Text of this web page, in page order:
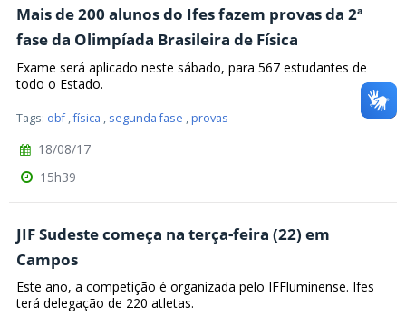
Mais de 200 alunos do Ifes fazem provas da 2ª
fase da Olimpíada Brasileira de Física
Exame será aplicado neste sábado, para 567 estudantes de
todo o Estado.
Tags: obf ,física , segunda fase ,provas
18/08/17
15h39
JIF Sudeste começa na terça-feira (22) em
Campos
Este ano, a competição é organizada pelo IFFluminense. Ifes
terá delegação de 220 atletas.